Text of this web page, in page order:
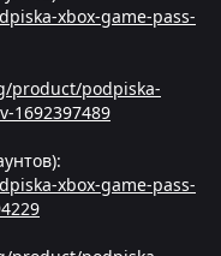
xbox-game-pass-
product/podpiska-
1692397489
xbox-game-pass-